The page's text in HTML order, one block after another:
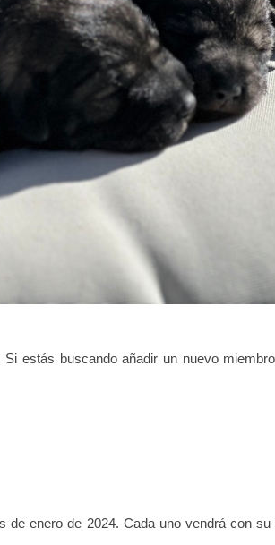
estás buscando añadir un nuevo
enero de 2024. Cada uno vendrá con